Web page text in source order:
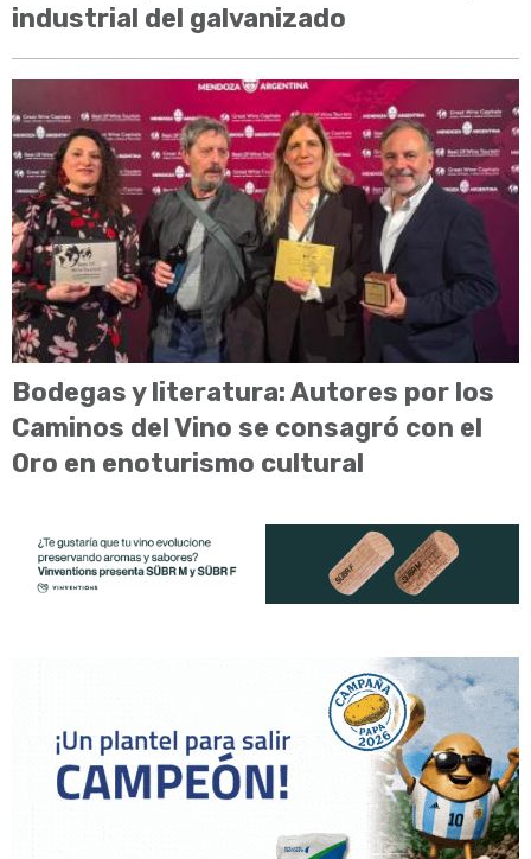
industrial del galvanizado
Bodegas y literatura: Autores por los
Caminos del Vino se consagró con el
Oro en enoturismo cultural